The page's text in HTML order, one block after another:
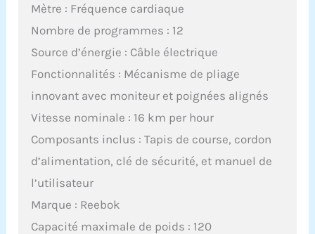
Mètre : Fréquence cardiaque
Nombre de programmes : 12
Source d’énergie : Câble électrique
Fonctionnalités : Mécanisme de pliage
innovant avec moniteur et poignées alignés
Vitesse nominale : 16 km per hour
Composants inclus : Tapis de course, cordon
d’alimentation, clé de sécurité, et manuel de
l’utilisateur
Marque : Reebok
Capacité maximale de poids : 120